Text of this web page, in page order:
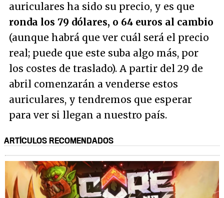
auriculares ha sido su precio, y es que
ronda los 79 dólares, o 64 euros al cambio
(aunque habrá que ver cuál será el precio
real; puede que este suba algo más, por
los costes de traslado). A partir del 29 de
abril comenzarán a venderse estos
auriculares, y tendremos que esperar
para ver si llegan a nuestro país.
ARTÍCULOS RECOMENDADOS